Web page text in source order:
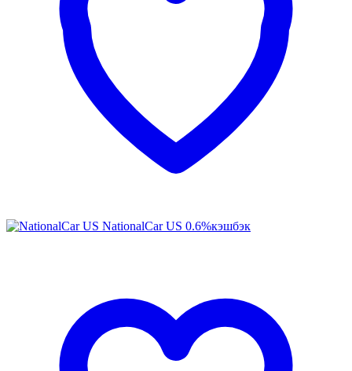
NationalCar US 0.6%кэшбэк